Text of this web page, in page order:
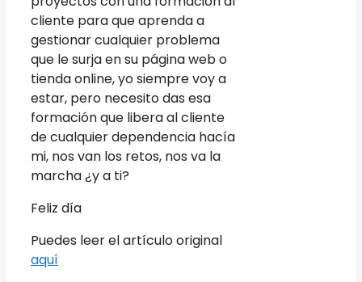
cliente para que aprenda a
gestionar cualquier problema
que le surja en su página web o
tienda online, yo siempre voy a
estar, pero necesito das esa
formación que libera al cliente
de cualquier dependencia hacía
mi, nos van los retos, nos va la
marcha ¿y a ti?
Feliz día
Puedes leer el artículo original
aquí